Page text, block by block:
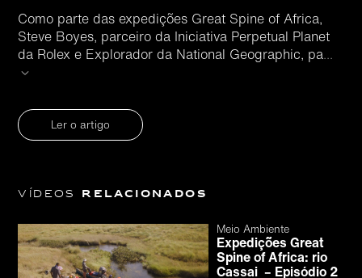
Como parte das expedições Great Spine of Africa,
Steve Boyes, parceiro da Iniciativa Perpetual Planet
da Rolex e Explorador da National Geographic, pa...
Ler o artigo
Vídeos relacionados
Meio Ambiente
Expedições Great
Spine of Africa: rio
Cassai – Episódio 2